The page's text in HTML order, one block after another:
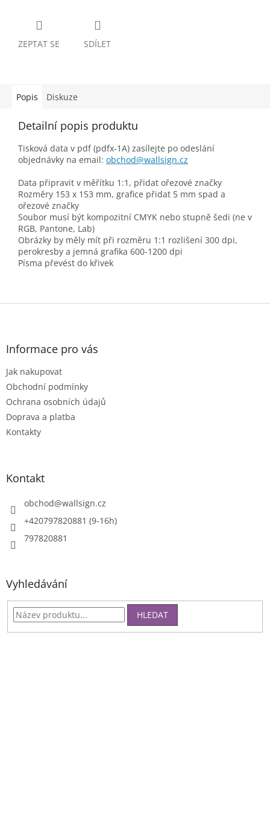
ZEPTAT SE SDÍLET
Popis Diskuze
Detailní popis produktu
Tisková data v pdf (pdfx-1A) zasílejte po odeslání
objednávky na email: obchod@wallsign.cz
Data připravit v měřítku 1:1, přidat ořezové značky
Rozměry 153 x 153 mm, grafice přidat 5 mm spad a
ořezové značky
Soubor musí být kompozitní CMYK nebo stupně šedi (ne v
RGB, Pantone, Lab)
Obrázky by měly mít při rozměru 1:1 rozlišení 300 dpi,
perokresby a jemná grafika 600-1200 dpi
Písma převést do křivek
Z
Informace pro vás
Jak nakupovat
Obchodní podmínky
Ochrana osobních údajů
Doprava a platba
Kontakty
Kontakt
obchod@wallsign.cz
+420797820881 (9-16h)
797820881
Vyhledávání
HLEDAT